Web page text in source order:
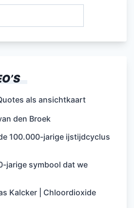
als ansichtkaart
den Broek
100.000-jarige ijstijdcyclus
jarige symbool dat we
Kalcker | Chloordioxide